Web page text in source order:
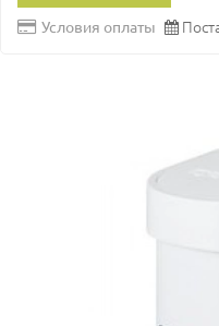
Условия оплаты